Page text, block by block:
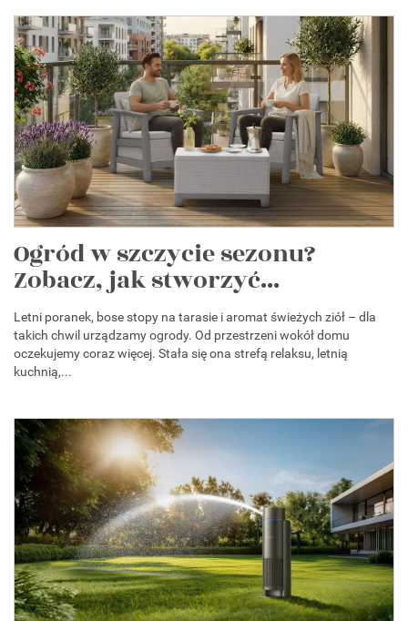
Ogród w szczycie sezonu?
Zobacz, jak stworzyć...
Letni poranek, bose stopy na tarasie i aromat świeżych ziół – dla
takich chwil urządzamy ogrody. Od przestrzeni wokół domu
oczekujemy coraz więcej. Stała się ona strefą relaksu, letnią
kuchnią,...